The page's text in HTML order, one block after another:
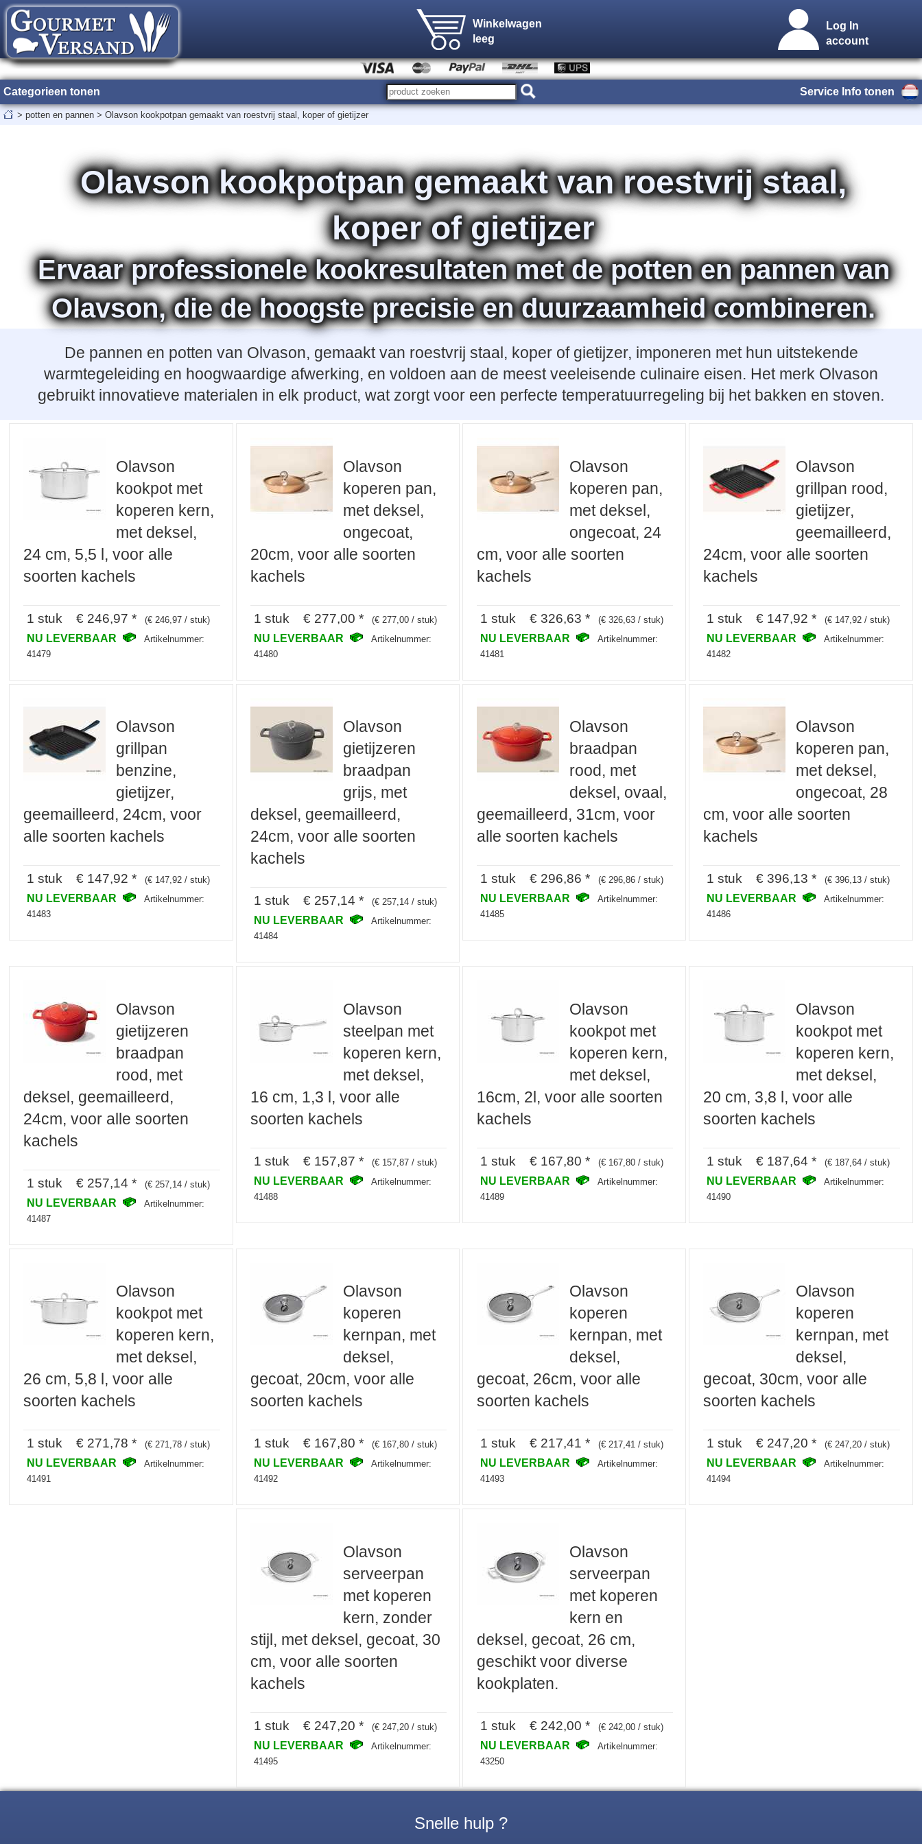
Winkelwagen
leeg
Log In
account
Categorieen tonen Service Info tonen
> potten en pannen > Olavson kookpotpan gemaakt van roestvrij staal, koper of gietijzer
Olavson kookpotpan gemaakt van roestvrij staal,
koper of gietijzer
Ervaar professionele kookresultaten met de potten en pannen van
Olavson, die de hoogste precisie en duurzaamheid combineren.
De pannen en potten van Olvason, gemaakt van roestvrij staal, koper of gietijzer, imponeren met hun uitstekende
warmtegeleiding en hoogwaardige afwerking, en voldoen aan de meest veeleisende culinaire eisen. Het merk Olvason
gebruikt innovatieve materialen in elk product, wat zorgt voor een perfecte temperatuurregeling bij het bakken en stoven.
Olavson
kookpot met
koperen kern,
met deksel,
24 cm, 5,5 l, voor alle
soorten kachels
1 stuk € 246,97 * (€ 246,97 / stuk)
NU LEVERBAAR
Artikelnummer:
41479
Olavson
koperen pan,
met deksel,
ongecoat,
20cm, voor alle soorten
kachels
1 stuk € 277,00 * (€ 277,00 / stuk)
NU LEVERBAAR
Artikelnummer:
41480
Olavson
koperen pan,
met deksel,
ongecoat, 24
cm, voor alle soorten
kachels
1 stuk € 326,63 * (€ 326,63 / stuk)
NU LEVERBAAR
Artikelnummer:
41481
Olavson
grillpan rood,
gietijzer,
geemailleerd,
24cm, voor alle soorten
kachels
1 stuk € 147,92 * (€ 147,92 / stuk)
NU LEVERBAAR
Artikelnummer:
41482
Olavson
grillpan
benzine,
gietijzer,
geemailleerd, 24cm, voor
alle soorten kachels
1 stuk € 147,92 * (€ 147,92 / stuk)
NU LEVERBAAR
Artikelnummer:
41483
Olavson
gietijzeren
braadpan
grijs, met
deksel, geemailleerd,
24cm, voor alle soorten
kachels
1 stuk € 257,14 * (€ 257,14 / stuk)
NU LEVERBAAR
Artikelnummer:
41484
Olavson
braadpan
rood, met
deksel, ovaal,
geemailleerd, 31cm, voor
alle soorten kachels
1 stuk € 296,86 * (€ 296,86 / stuk)
NU LEVERBAAR
Artikelnummer:
41485
Olavson
koperen pan,
met deksel,
ongecoat, 28
cm, voor alle soorten
kachels
1 stuk € 396,13 * (€ 396,13 / stuk)
NU LEVERBAAR
Artikelnummer:
41486
Olavson
gietijzeren
braadpan
rood, met
deksel, geemailleerd,
24cm, voor alle soorten
kachels
1 stuk € 257,14 * (€ 257,14 / stuk)
NU LEVERBAAR
Artikelnummer:
41487
Olavson
steelpan met
koperen kern,
met deksel,
16 cm, 1,3 l, voor alle
soorten kachels
1 stuk € 157,87 * (€ 157,87 / stuk)
NU LEVERBAAR
Artikelnummer:
41488
Olavson
kookpot met
koperen kern,
met deksel,
16cm, 2l, voor alle soorten
kachels
1 stuk € 167,80 * (€ 167,80 / stuk)
NU LEVERBAAR
Artikelnummer:
41489
Olavson
kookpot met
koperen kern,
met deksel,
20 cm, 3,8 l, voor alle
soorten kachels
1 stuk € 187,64 * (€ 187,64 / stuk)
NU LEVERBAAR
Artikelnummer:
41490
Olavson
kookpot met
koperen kern,
met deksel,
26 cm, 5,8 l, voor alle
soorten kachels
1 stuk € 271,78 * (€ 271,78 / stuk)
NU LEVERBAAR
Artikelnummer:
41491
Olavson
koperen
kernpan, met
deksel,
gecoat, 20cm, voor alle
soorten kachels
1 stuk € 167,80 * (€ 167,80 / stuk)
NU LEVERBAAR
Artikelnummer:
41492
Olavson
koperen
kernpan, met
deksel,
gecoat, 26cm, voor alle
soorten kachels
1 stuk € 217,41 * (€ 217,41 / stuk)
NU LEVERBAAR
Artikelnummer:
41493
Olavson
koperen
kernpan, met
deksel,
gecoat, 30cm, voor alle
soorten kachels
1 stuk € 247,20 * (€ 247,20 / stuk)
NU LEVERBAAR
Artikelnummer:
41494
Olavson
serveerpan
met koperen
kern, zonder
stijl, met deksel, gecoat, 30
cm, voor alle soorten
kachels
1 stuk € 247,20 * (€ 247,20 / stuk)
NU LEVERBAAR
Artikelnummer:
41495
Olavson
serveerpan
met koperen
kern en
deksel, gecoat, 26 cm,
geschikt voor diverse
kookplaten.
1 stuk € 242,00 * (€ 242,00 / stuk)
NU LEVERBAAR
Artikelnummer:
43250
Snelle hulp ?